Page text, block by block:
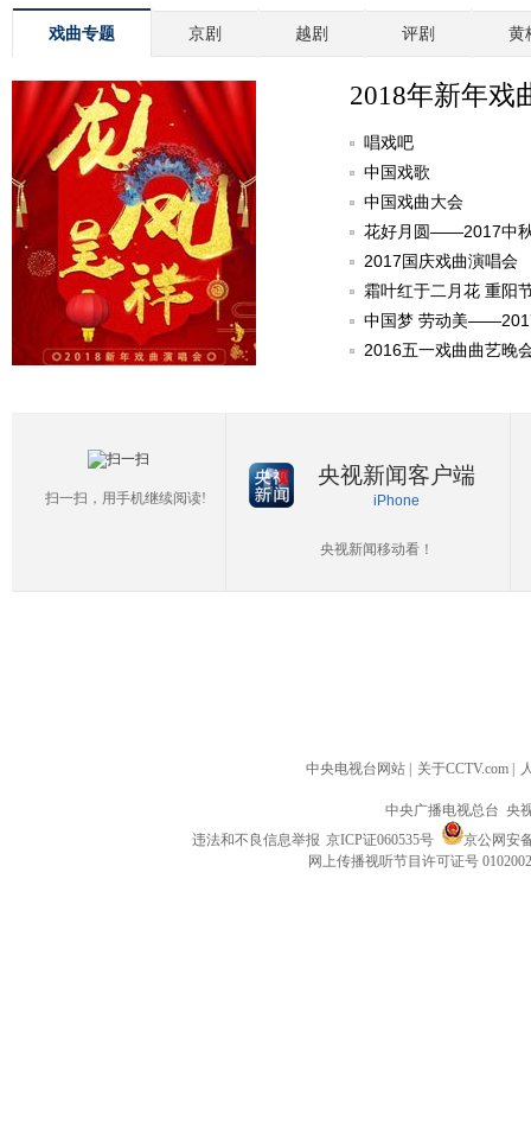
戏曲专题 京剧 越剧 评剧 黄
2018年新年戏
唱戏吧
中国戏歌
中国戏曲大会
花好月圆——2017中
2017国庆戏曲演唱会
霜叶红于二月花 重阳
中国梦 劳动美
2016五一戏曲曲艺晚
扫一扫，用手机继续阅读!
央视新闻客户端
iPhone
央视新闻移动看！
中央电视台网站 关于CCTV.com
中央广播电视总台 央
违法和不良信息举报 京ICP证060535号
京公网安
网上传播视听节目许可证号